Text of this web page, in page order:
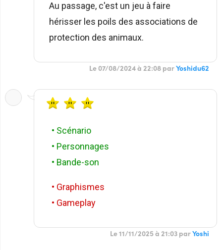
Au passage, c'est un jeu à faire
hérisser les poils des associations de
protection des animaux.
Le 07/08/2024 à 22:08 parYoshidu62
• Scénario
• Personnages
• Bande-son
• Graphismes
• Gameplay
Le 11/11/2025 à 21:03 parYoshi